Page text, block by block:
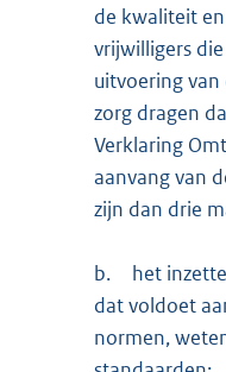
de kwaliteit
vrijwilligers
uitvoering
zorg dragen
Verklaring
aanvang van
zijn dan drie
b.
het
dat voldoet
normen,